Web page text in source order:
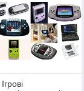
Ігрові